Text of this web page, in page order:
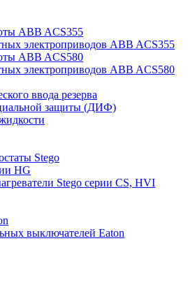
ABB ACS355
электроприводов ABB ACS355
ABB ACS580
электроприводов ABB ACS580
ввода резерва
защиты (ДИФ)
Stego
HG
Stego серии CS, HVI
выключателей Eaton